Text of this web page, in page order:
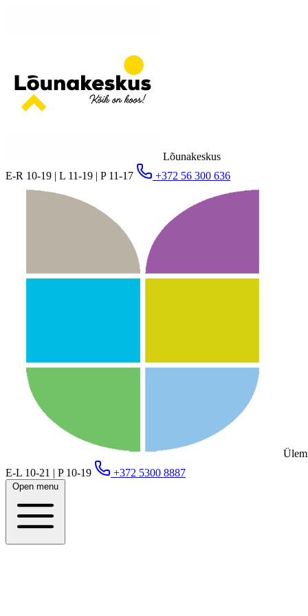
Lõunakeskus
E-R 10-19 | L 11-19 | P 11-17
+372 56 300 636
E-L 10-21 | P 10-19
+372 5300 8887
Open menu